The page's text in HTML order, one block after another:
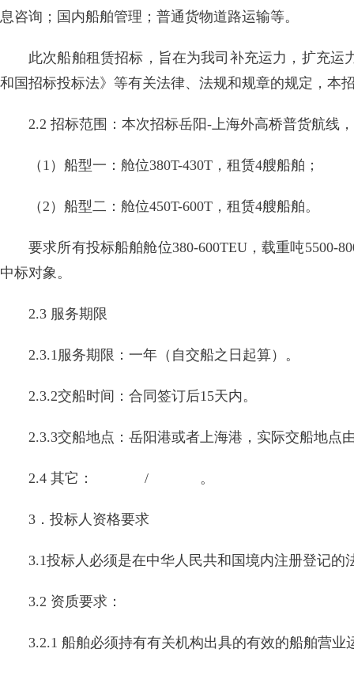
息咨询；国内船舶管理；普通货物道路运输等。
此次船舶租赁招标，旨在为我司补充运力，扩充
和国招标投标法》等有关法律、法规和规章的规定，本
2.2 招标范围：本次招标岳阳-上海外高桥普货航线
（1）船型一：舱位380T-430T，租赁4艘船舶；
（2）船型二：舱位450T-600T，租赁4艘船舶。
要求所有投标船舶舱位380-600TEU，载重吨5500-
中标对象。
2.3 服务期限
2.3.1服务期限：一年（自交船之日起算）。
2.3.2交船时间：合同签订后15天内。
2.3.3交船地点：岳阳港或者上海港，实际交船地点
2.4 其它： / 。
3．投标人资格要求
3.1投标人必须是在中华人民共和国境内注册登记
3.2 资质要求：
3.2.1 船舶必须持有有关机构出具的有效的船舶营